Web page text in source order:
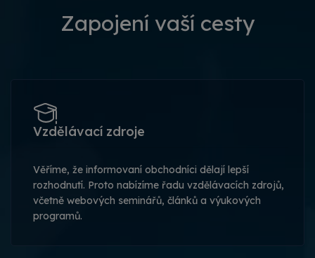
Zapojení vaší cesty
Vzdělávací zdroje
Věříme, že informovaní obchodníci dělají lepší
rozhodnutí. Proto nabízíme řadu vzdělávacích zdrojů,
včetně webových seminářů, článků a výukových
programů.